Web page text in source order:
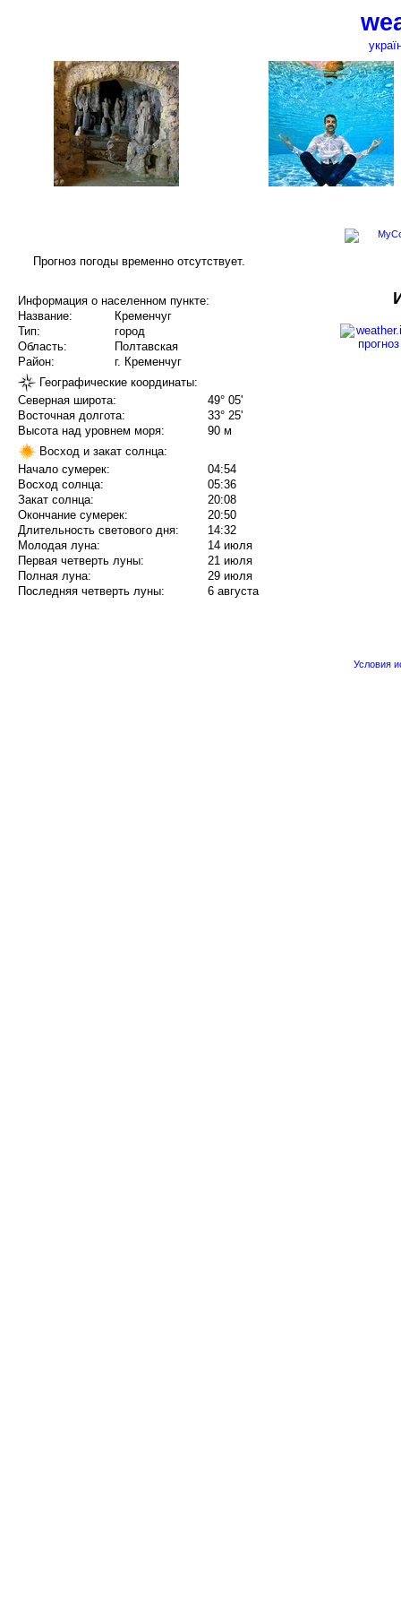
Прогноз погоды временно отсутствует.
Информация о населенном пункте:
Название:
Кременчуг
Тип:
город
Область:
Полтавская
Район:
г. Кременчуг
Географические координаты:
Северная широта:
49° 05'
Восточная долгота:
33° 25'
Высота над уровнем моря:
90 м
Восход и закат солнца:
Начало сумерек:
04:54
Восход солнца:
05:36
Закат солнца:
20:08
Окончание сумерек:
20:50
Длительность светового дня:
14:32
Молодая луна:
14 июля
Первая четверть луны:
21 июля
Полная луна:
29 июля
Последняя четверть луны:
6 августа
Условия